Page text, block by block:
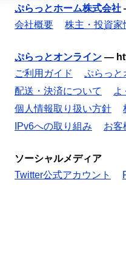
ぷらっとホーム株式会社
会社概要
株主・投資家
ぷらっとオンライン —
ご利用ガイド
ぷらっと
配送・決済について
よ
個人情報取り扱い方針
IPv6への取り組み
お客
ソーシャルメディア
Twitter公式アカウント